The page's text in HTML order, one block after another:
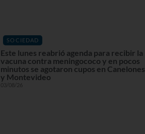
SOCIEDAD
Este lunes reabrió agenda para recibir la
vacuna contra meningococo y en pocos
minutos se agotaron cupos en Canelones
y Montevideo
03/08/26